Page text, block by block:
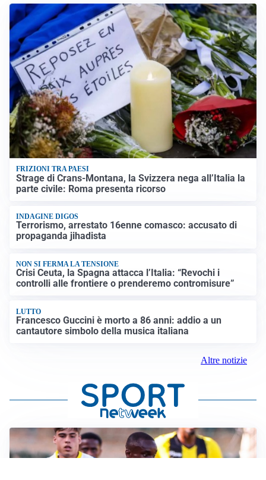
FRIZIONI TRA PAESI
Strage di Crans-Montana, la Svizzera nega all’Italia la
parte civile: Roma presenta ricorso
INDAGINE DIGOS
Terrorismo, arrestato 16enne comasco: accusato di
propaganda jihadista
NON SI FERMA LA TENSIONE
Crisi Ceuta, la Spagna attacca l’Italia: “Revochi i
controlli alle frontiere o prenderemo contromisure”
LUTTO
Francesco Guccini è morto a 86 anni: addio a un
cantautore simbolo della musica italiana
Altre notizie